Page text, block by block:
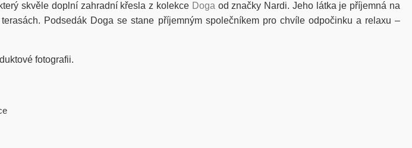
skvěle doplní zahradní křesla z kolekce Doga od značky Nardi. Jeho látka je příjemná na
Podsedák Doga se stane příjemným společníkem pro chvíle odpočinku a relaxu –
fotografii.